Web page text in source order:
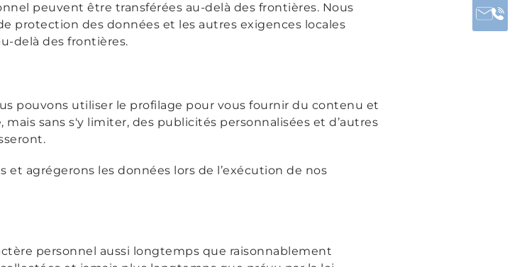
peuvent être transférées au-delà des frontières. Nous
protection des données et les autres exigences locales
delà des frontières.
pouvons utiliser le profilage pour vous fournir du contenu et
sans s'y limiter, des publicités personnalisées et d’autres
et agrégerons les données lors de l’exécution de nos
personnel aussi longtemps que raisonnablement